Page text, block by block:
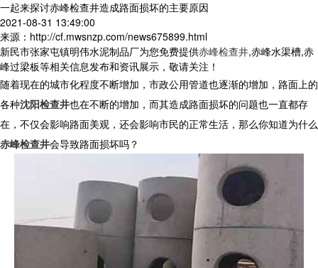
一起来探讨赤峰检查井造成路面损坏的主要原因
2021-08-31 13:49:00
来源：http://cf.mwsnzp.com/news675899.html
新民市张家屯镇明伟水泥制品厂为您免费提供赤峰检查井,赤峰水渠槽,赤
峰过梁板等相关信息发布和资讯展示，敬请关注！
随着现在的城市化程度不断增加，市政公用管道也逐渐的增加，路面上的
各种沈阳检查井也在不断的增加，而其造成路面损坏的问题也一直都存
在，不仅会影响路面美观，还会影响市民的正常生活，那么你知道为什么
赤峰检查井会导致路面损坏吗？